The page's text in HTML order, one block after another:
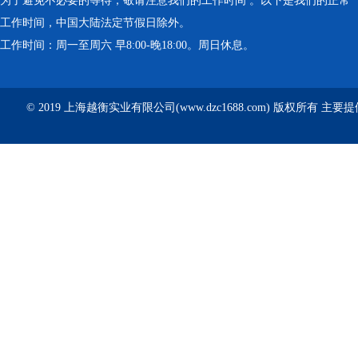
工作时间，中国大陆法定节假日除外。
工作时间：周一至周六 早8:00-晚18:00。周日休息。
© 2019 上海越衡实业有限公司(www.dzc1688.com) 版权所有 主要提